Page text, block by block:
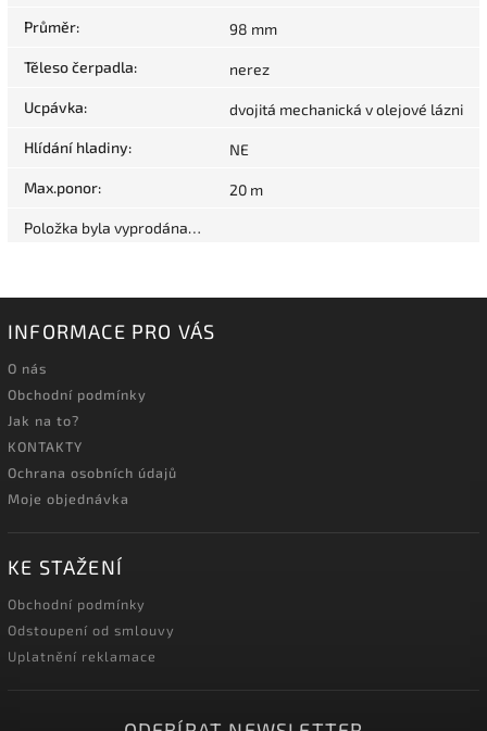
Průměr: 98 mm
Těleso čerpadla: nerez
Ucpávka: dvojitá mechanická v olejové lázni
Hlídání hladiny: NE
Max.ponor: 20 m
Položka byla vyprodána…
INFORMACE PRO VÁS
O nás
Obchodní podmínky
Jak na to?
KONTAKTY
Ochrana osobních údajů
Moje objednávka
KE STAŽENÍ
Obchodní podmínky
Odstoupení od smlouvy
Uplatnění reklamace